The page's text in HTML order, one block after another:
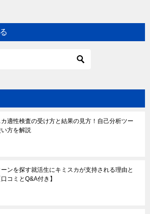
カ適性検査の受け方と結果の見方！自己分析ツー
方を解説
ンを探す就活生にキミスカが支持される理由と
コミとQ&A付き】